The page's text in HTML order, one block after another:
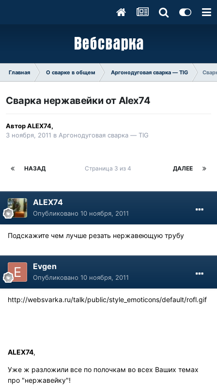
Главная О сварке в общем Аргонодуговая сварка — TIG
Сварка нержавейки от Alex74
АвторALEX74,
3 ноября, 2011 в Аргонодуговая сварка — TIG
НАЗАД ДАЛЕЕ
Страница 3 из 4
ALEX74
Опубликовано 10 ноября, 2011
Подскажите чем лучше резать нержавеющую трубу
Evgen
Опубликовано 10 ноября, 2011
http://websvarka.ru/talk/public/style_emoticons/default/rofl.gif
ALEX74,
Уже ж разложили все по полочкам во всех Ваших темах
про "нержавейку"!